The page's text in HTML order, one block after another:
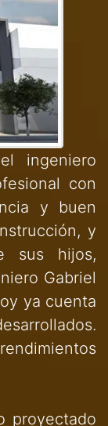
ingeniero
con
y buen
y
sus hijos,
Gabriel
ya cuenta
proyectado